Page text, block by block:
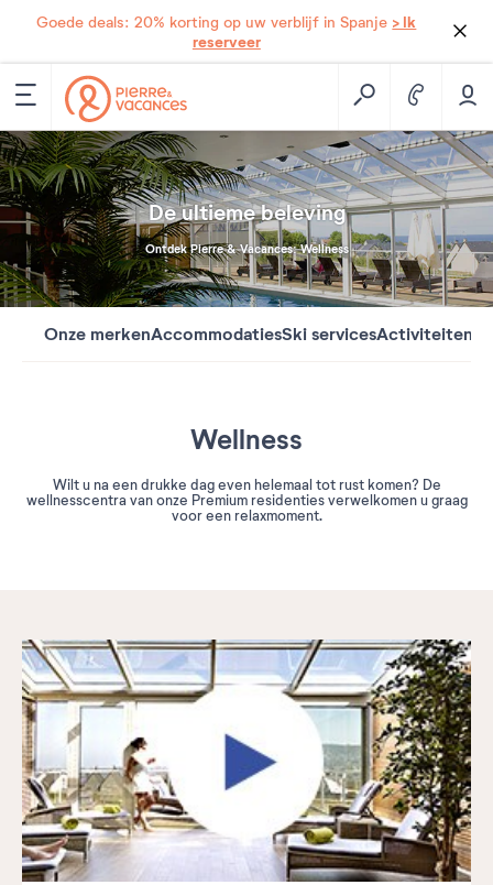
Goede deals: 20% korting op uw verblijf in Spanje > Ik
reserveer
De ultieme beleving
Ontdek Pierre & Vacances: Wellness
Onze merkenAccommodatiesSki servicesActiviteiten
Wellness
Wilt u na een drukke dag even helemaal tot rust komen? De
wellnesscentra van onze Premium residenties verwelkomen u graag
voor een relaxmoment.